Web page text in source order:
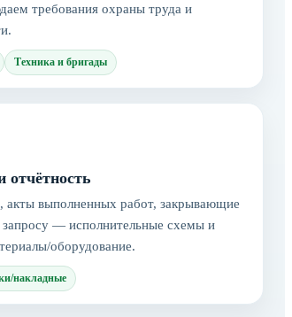
требования охраны труда и
Техника и бригады
отчётность
акты выполненных работ, закрывающие
— исполнительные схемы и
оборудование.
накладные